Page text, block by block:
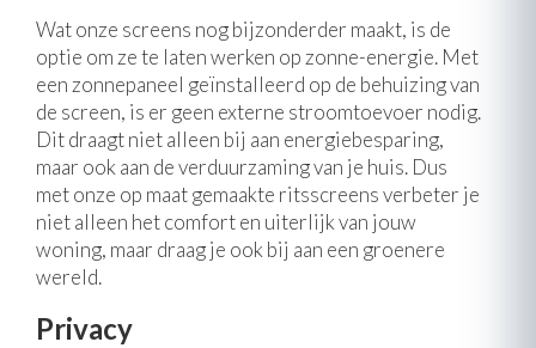
Wat onze screens nog bijzonderder maakt, is de
optie om ze te laten werken op zonne-energie. Met
een zonnepaneel geïnstalleerd op de behuizing van
de screen, is er geen externe stroomtoevoer nodig.
Dit draagt niet alleen bij aan energiebesparing,
maar ook aan de verduurzaming van je huis. Dus
met onze op maat gemaakte ritsscreens verbeter je
niet alleen het comfort en uiterlijk van jouw
woning, maar draag je ook bij aan een groenere
wereld.
Privacy